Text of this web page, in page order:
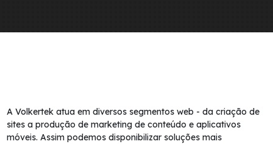
A Volkertek atua em diversos segmentos web - da criação de
sites a produção de marketing de conteúdo e aplicativos
móveis. Assim podemos disponibilizar soluções mais